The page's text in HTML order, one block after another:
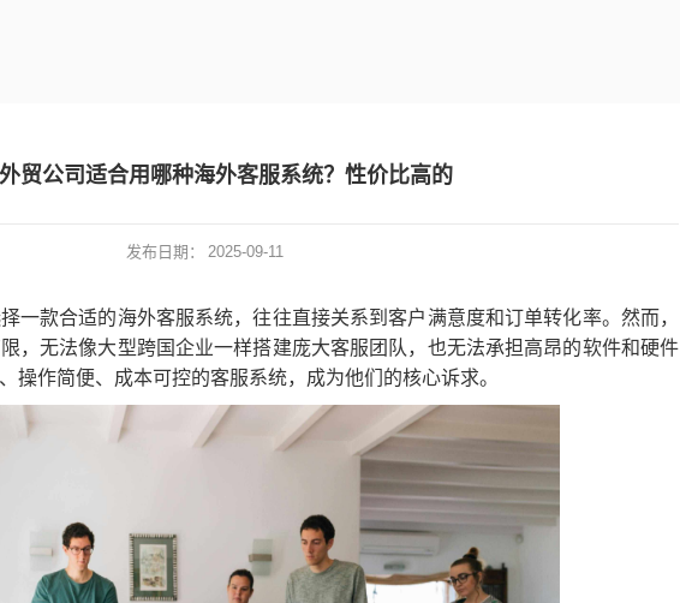
贸公司适合用哪种海外客服系统？性价比高的
发布日期： 2025-09-11
一款合适的海外客服系统，往往直接关系到客户满意度和订单转化率。然而，
，无法像大型跨国企业一样搭建庞大客服团队，也无法承担高昂的软件和硬件
操作简便、成本可控的客服系统，成为他们的核心诉求。